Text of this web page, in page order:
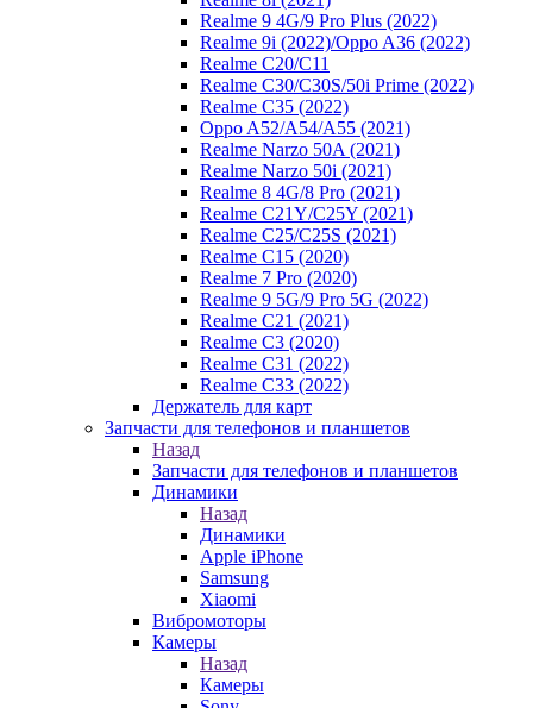
Realme 9 4G/9 Pro Plus (2022)
Realme 9i (2022)/Oppo A36 (2022)
Realme C20/C11
Realme C30/C30S/50i Prime (2022)
Realme C35 (2022)
Oppo A52/A54/A55 (2021)
Realme Narzo 50A (2021)
Realme Narzo 50i (2021)
Realme 8 4G/8 Pro (2021)
Realme C21Y/C25Y (2021)
Realme C25/C25S (2021)
Realme C15 (2020)
Realme 7 Pro (2020)
Realme 9 5G/9 Pro 5G (2022)
Realme C21 (2021)
Realme C3 (2020)
Realme C31 (2022)
Realme C33 (2022)
Держатель для карт
Запчасти для телефонов и планшетов
Назад
Запчасти для телефонов и планшетов
Динамики
Назад
Динамики
Apple iPhone
Samsung
Xiaomi
Вибромоторы
Камеры
Назад
Камеры